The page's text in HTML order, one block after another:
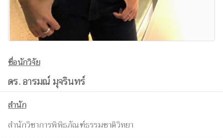
ชื่อนักวิจัย
ดร. อารมณ์ มุจรินทร์
สำนัก
สำนักวิชาการพิพิธภัณฑ์ธรรมชาติวิทยา